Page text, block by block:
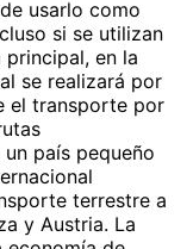
usarlo como
si se utilizan
en la
se realizará por
el transporte por
país pequeño
terrestre a
y Austria. La